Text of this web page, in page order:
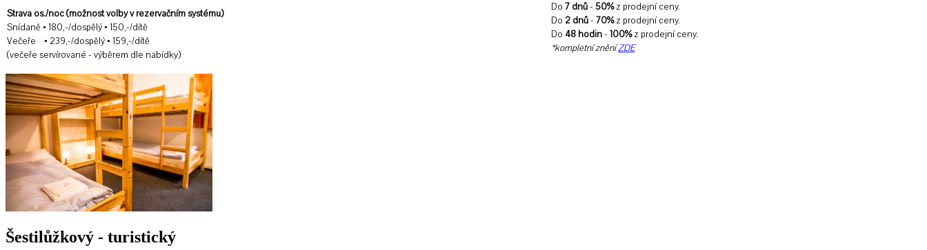
Strava os./noc (možnost volby v rezervačním systému)
Snídaně • 180,-/dospělý • 150,-/dítě
Večeře • 239,-/dospělý • 159,-/dítě
(večeře servírované - výběrem dle nabídky)
Do 7 dnů- 50%z prodejní ceny.
Do 2 dnů- 70%z prodejní ceny.
Do 48 hodin- 100%z prodejní ceny.
*kompletní zněníZDE
Šestilůžkový - turistický